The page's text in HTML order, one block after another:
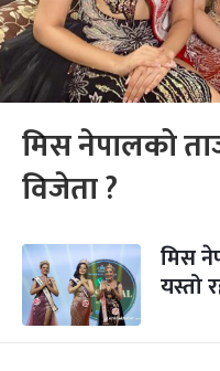
मिस नेपालको
विजेता ?
मिस
यस्तो